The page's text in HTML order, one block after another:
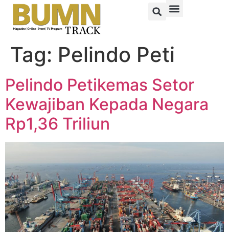
Tag: Pelindo Peti
Pelindo Petikemas Setor
Kewajiban Kepada Negara
Rp1,36 Triliun